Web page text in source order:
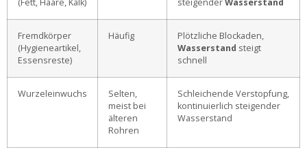
(Fett, Haare, Kalk)
steigenderWasserstand
Fremdkörper
(Hygieneartikel,
Essensreste)
Häufig
Plötzliche Blockaden,
Wasserstand steigt
schnell
Wurzeleinwuchs
Selten,
meist bei
älteren
Rohren
Schleichende Verstopfung,
kontinuierlich steigender
Wasserstand